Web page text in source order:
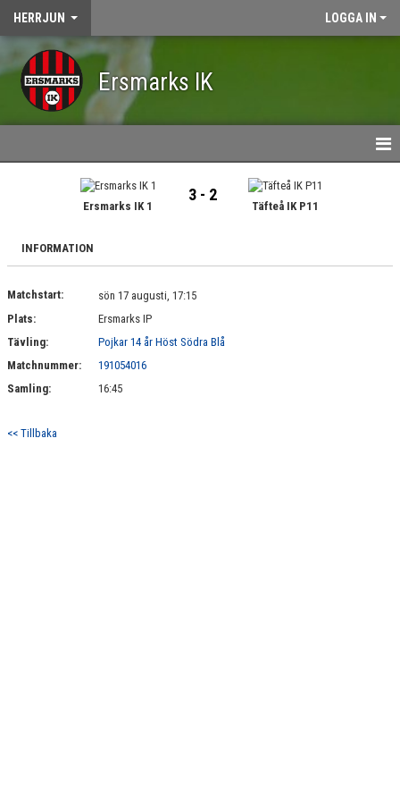
HERRJUN LOGGA IN
Ersmarks IK
KALENDER
MATCHER
BILDGALLERI
Ersmarks IK 1
3 - 2
Täfteå IK P11
INFORMATION
Matchstart:
sön 17 augusti, 17:15
Plats:
Ersmarks IP
Tävling:
Pojkar 14 år Höst Södra Blå
Matchnummer:
191054016
Samling:
16:45
<< Tillbaka